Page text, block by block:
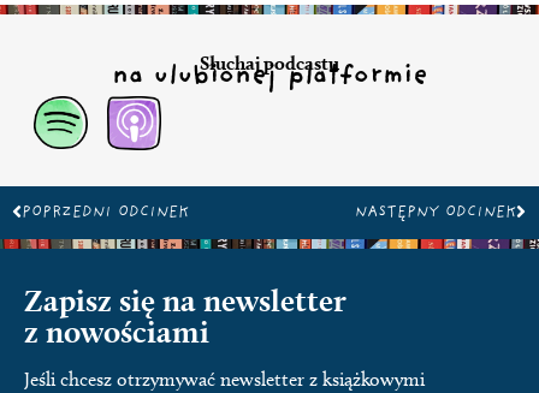
Słuchaj podcastu
na ulubionej platformie
Prev
POPRZEDNI ODCINEK NASTĘPNY ODCINEK
Zapisz się na newsletter
z nowościami
Jeśli chcesz otrzymywać newsletter z książkowymi